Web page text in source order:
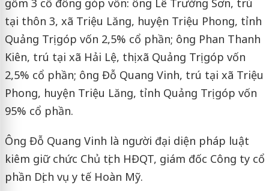
tại thôn 3, xã Triệu Lăng, huyện Triệu Phong, tỉnh
Quảng Trị góp vốn 2,5% cổ phần; ông Phan Thanh
Kiên, trú tại xã Hải Lệ, thị xã Quảng Trị góp vốn
2,5% cổ phần; ông Đỗ Quang Vinh, trú tại xã Triệu
Phong, huyện Triệu Lăng, tỉnh Quảng Trị góp vốn
95% cổ phần.
Ông Đỗ Quang Vinh là người đại diện pháp luật
kiêm giữ chức Chủ tịch HĐQT, giám đốc Công ty cổ
phần Dịch vụ y tế Hoàn Mỹ.